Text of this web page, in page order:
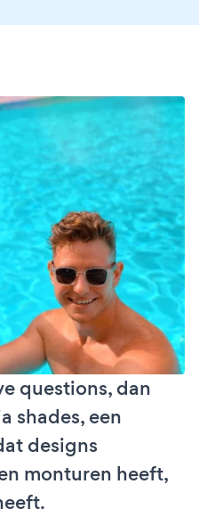
questions, dan
shades, een
designs
monturen heeft,